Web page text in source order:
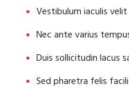
Vestibulum iaculis velit
Nec ante varius
Duis sollicitudin lacus
Sed pharetra felis